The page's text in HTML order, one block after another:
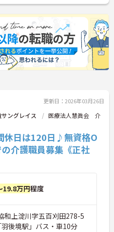
更新日：2026年03月26日
ングレイス
医療法人慧眞会 介
休日は120日♪無資格O
介護職員募集《正社
19.8万円程度
和上淀川字五百刈田278-5
羽後境駅」バス・車10分